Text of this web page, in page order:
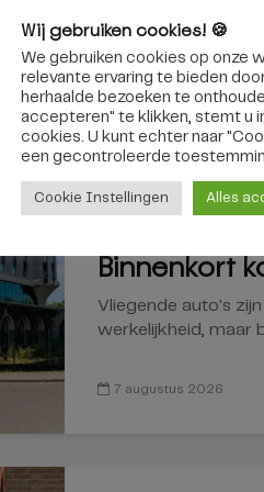
REGIO
Via een
Binnenkort
Vliegende auto's
werkelijkheid, maar
7 augustus 2026
Wij gebruiken cookies! 🍪
We gebruiken cookies op onze
relevante ervaring te bieden
herhaalde bezoeken te
accepteren" te klikken, stemt u
cookies. U kunt echter naar
een ​​gecontroleerde
Cookie Instellingen Alles